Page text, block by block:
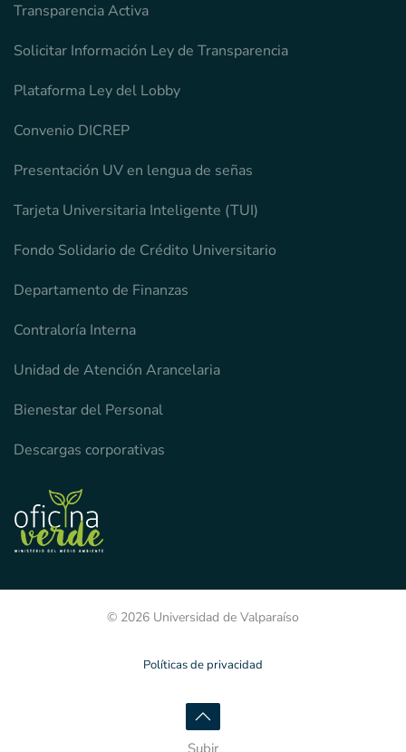
Transparencia Activa
Solicitar Información Ley de Transparencia
Plataforma Ley del Lobby
Convenio DICREP
Presentación UV en lengua de señas
Tarjeta Universitaria Inteligente (TUI)
Fondo Solidario de Crédito Universitario
Departamento de Finanzas
Contraloría Interna
Unidad de Atención Arancelaria
Bienestar del Personal
Descargas corporativas
© 2026 Universidad de Valparaíso
Políticas de privacidad